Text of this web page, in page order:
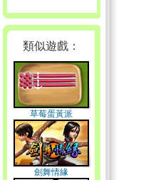
類似遊戲：
草莓蛋黃派
劍舞情緣